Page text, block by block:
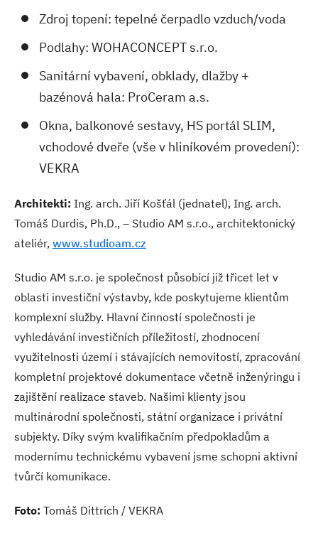
Zdroj topení: tepelné čerpadlo vzduch/voda
Podlahy: WOHACONCEPT s.r.o.
Sanitární vybavení, obklady, dlažby +
bazénová hala: ProCeram a.s.
Okna, balkonové sestavy, HS portál SLIM,
vchodové dveře (vše v hliníkovém provedení):
VEKRA
Architekti: Ing. arch. Jiří Košťál (jednatel), Ing. arch.
Tomáš Durdis, Ph.D., – Studio AM s.r.o., architektonický
ateliér, www.studioam.cz
Studio AM s.r.o. je společnost působící již třicet let v
oblasti investiční výstavby, kde poskytujeme klientům
komplexní služby. Hlavní činností společnosti je
vyhledávání investičních příležitostí, zhodnocení
využitelnosti území i stávajících nemovitostí, zpracování
kompletní projektové dokumentace včetně inženýringu i
zajištění realizace staveb. Našimi klienty jsou
multinárodní společnosti, státní organizace i privátní
subjekty. Díky svým kvalifikačním předpokladům a
modernímu technickému vybavení jsme schopni aktivní
tvůrčí komunikace.
Foto: Tomáš Dittrich / VEKRA